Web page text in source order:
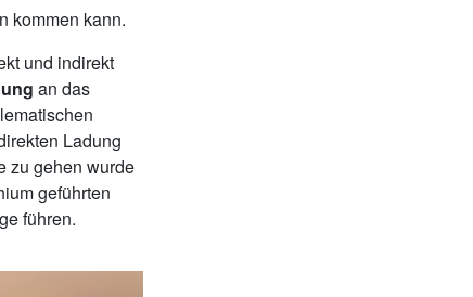
kommen kann.
und indirekt
an das
Ladung
zu gehen wurde
geführten
führen.